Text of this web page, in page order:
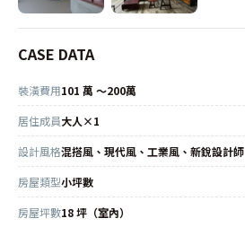
CASE DATA
裝潢費用101 萬 ～200萬
居住成員大人×1
設計風格混搭風、現代風、工業風、新銳設計師
房屋類型小坪數
房屋坪數18 坪（室內）